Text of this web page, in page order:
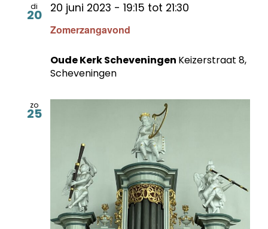
di
20
Zomerzangavond
20 juni 2023 - 19:15 tot 21:30
Oude Kerk Scheveningen Keizerstraat 8,
Scheveningen
zo
25